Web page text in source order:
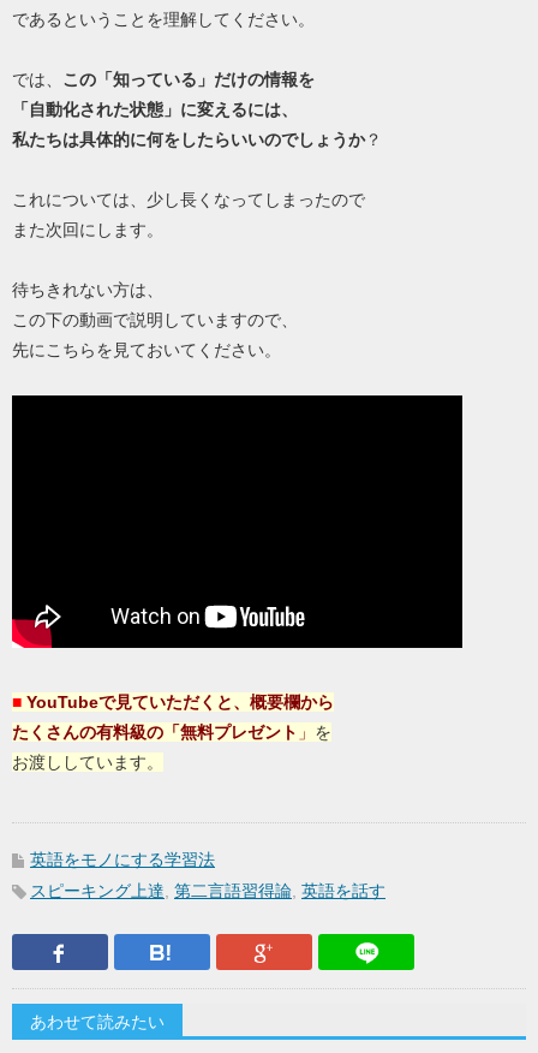
であるということを理解してください。
では、 この「知っている」だけの情報を
「自動化された状態」に変えるには、
私たちは具体的に何をしたらいいのでしょうか？
これについては、少し長くなってしまったので
また次回にします。
待ちきれない方は、
この下の動画で説明していますので、
先にこちらを見ておいてください。
■ YouTubeで見ていただくと、概要欄から
たくさんの有料級の「無料プレゼント 」 を
お渡ししています。
英語をモノにする学習法
スピーキング上達 第二言語習得論 英語を話す
Facebook はてなブックマークGoogle Plus
あわせて読みたい